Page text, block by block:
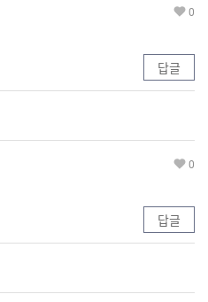
0
답글
0
답글